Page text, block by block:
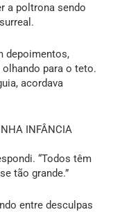
a poltrona sendo
depoimentos,
para o teto.
acordava
INFÂNCIA
“Todos têm
tão grande.”
entre desculpas